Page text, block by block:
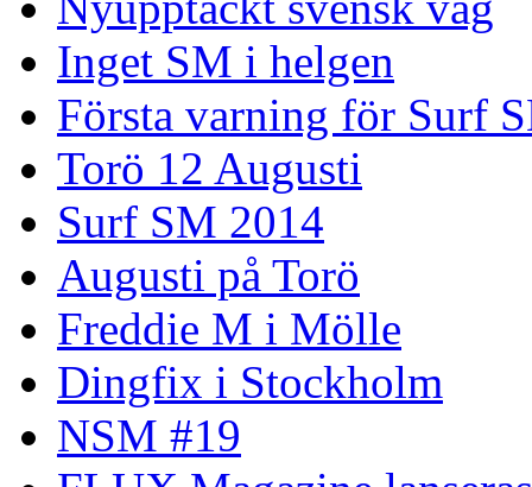
Inget SM i helgen
Första varning för Surf
Torö 12 Augusti
Surf SM 2014
Augusti på Torö
Freddie M i Mölle
Dingfix i Stockholm
NSM #19